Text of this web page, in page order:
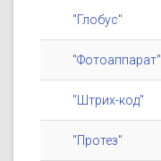
"Глобус"
"Фотоаппарат"
"Штрих-код"
"Протез"